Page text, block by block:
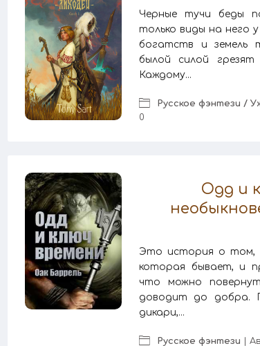
Черные тучи беды
только виды на него
богатств и земель
былой силой
Каждому...
Русское фэнтези /
0
Одд и
Это история о том,
которая бывает, и
что можно
доводит до добра.
дикари,...
Русское фэнтези |